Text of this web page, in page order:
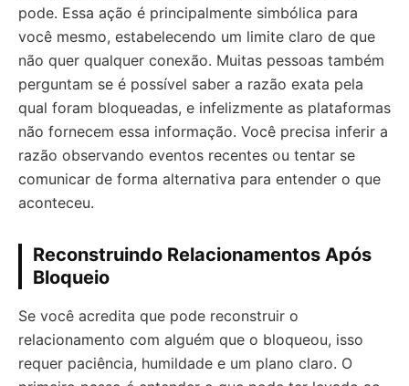
pode. Essa ação é principalmente simbólica para
você mesmo, estabelecendo um limite claro de que
não quer qualquer conexão. Muitas pessoas também
perguntam se é possível saber a razão exata pela
qual foram bloqueadas, e infelizmente as plataformas
não fornecem essa informação. Você precisa inferir a
razão observando eventos recentes ou tentar se
comunicar de forma alternativa para entender o que
aconteceu.
Reconstruindo Relacionamentos Após
Bloqueio
Se você acredita que pode reconstruir o
relacionamento com alguém que o bloqueou, isso
requer paciência, humildade e um plano claro. O